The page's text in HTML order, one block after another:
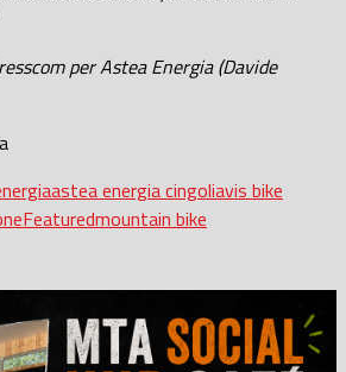
per Astea Energia (Davide
astea energia cingoliavis bike
Featuredmountain bike